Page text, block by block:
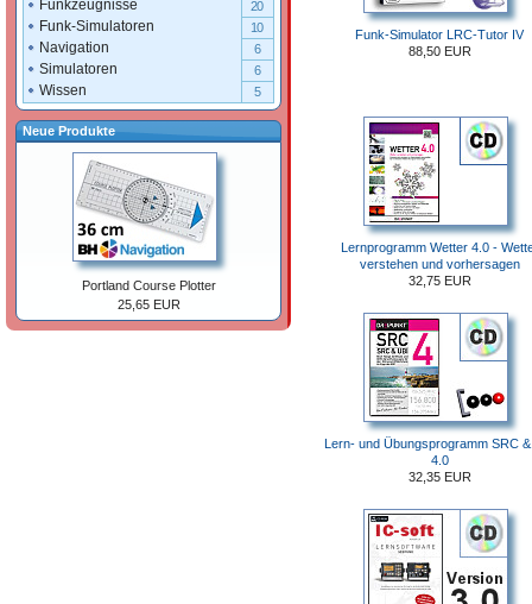
Funk-Simulator LRC-Tutor IV
88,50 EUR
Lernprogramm Wetter 4.0 -
verstehen und vorhersagen
32,75 EUR
Lern- und Übungsprogramm SRC
4.0
32,35 EUR
Funkzeugnisse 20
Funk-Simulatoren 10
Navigation 6
Simulatoren 6
Wissen 5
Neue Produkte
Portland Course Plotter
25,65 EUR